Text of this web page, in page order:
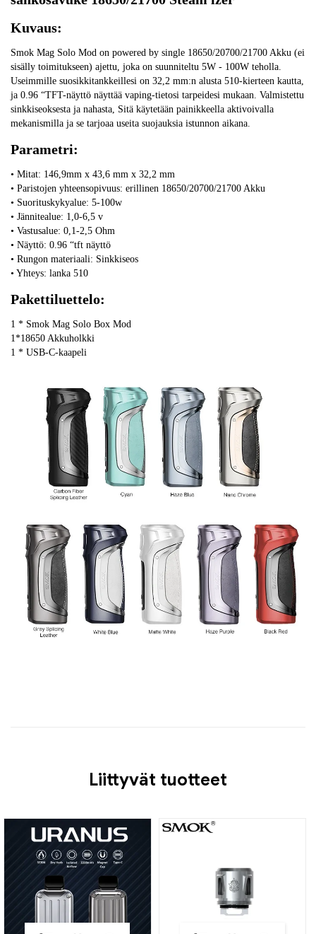
Kuvaus:
Smok Mag Solo Mod on powered by single 18650/20700/21700 Akku (ei
sisälly toimitukseen) ajettu, joka on suunniteltu 5W - 100W teholla.
Useimmille suosikkitankkeillesi on 32,2 mm:n alusta 510-kierteen kautta,
ja 0.96 “TFT-näyttö näyttää vaping-tietosi tarpeidesi mukaan. Valmistettu
sinkkiseoksesta ja nahasta, Sitä käytetään painikkeella aktivoivalla
mekanismilla ja se tarjoaa useita suojauksia istunnon aikana.
Parametri:
• Mitat: 146,9mm x 43,6 mm x 32,2 mm
• Paristojen yhteensopivuus: erillinen 18650/20700/21700 Akku
• Suorituskykyalue: 5-100w
• Jännitealue: 1,0-6,5 v
• Vastusalue: 0,1-2,5 Ohm
• Näyttö: 0.96 “tft näyttö
• Rungon materiaali: Sinkkiseos
• Yhteys: lanka 510
Pakettiluettelo:
1 * Smok Mag Solo Box Mod
1*18650 Akkuholkki
1 * USB-C-kaapeli
Liittyvät tuotteet